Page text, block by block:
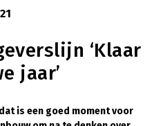
‘Klaar
jaar’
is een goed moment voor